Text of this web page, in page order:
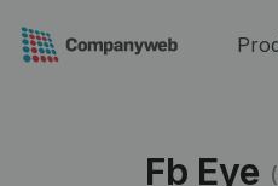
Fb Eye